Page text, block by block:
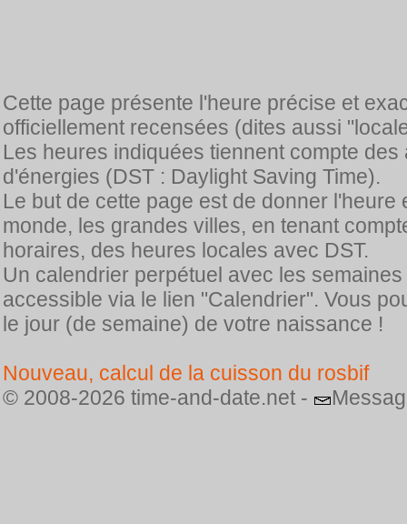
Cette page présente l'heure précise et
officiellement recensées (dites aussi
Les heures indiquées tiennent compte
d'énergies (DST : Daylight Saving Time).
Le but de cette page est de donner
monde, les grandes villes, en tenant
horaires, des heures locales avec DST.
Un calendrier perpétuel avec les
accessible via le lien "Calendrier". Vous
le jour (de semaine) de votre naissance !
Nouveau, calcul de la cuisson du rosbif
© 2008-2026 time-and-date.net -